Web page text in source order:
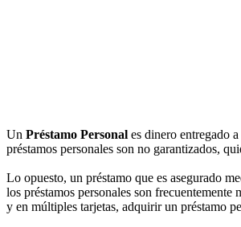
Un Préstamo Personal es dinero entregado
préstamos personales son no garantizados,
Lo opuesto, un préstamo que es asegurado
los préstamos personales son
y en múltiples tarjetas, adquirir un préstamo